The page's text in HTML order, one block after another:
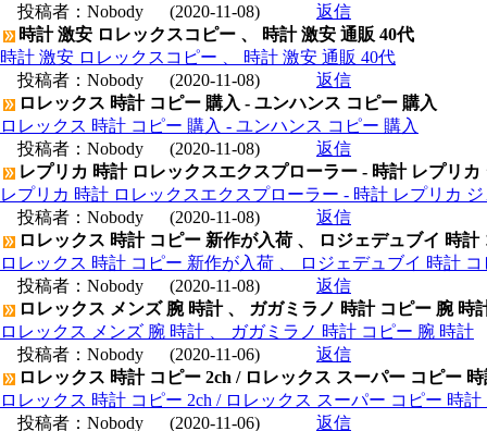
投稿者： Nobody (2020-11-08)
返信
時計 激安 ロレックスコピー 、 時計 激安 通販 40代
時計 激安 ロレックスコピー 、 時計 激安 通販 40代
投稿者： Nobody (2020-11-08)
返信
ロレックス 時計 コピー 購入 - ユンハンス コピー 購入
ロレックス 時計 コピー 購入 - ユンハンス コピー 購入
投稿者： Nobody (2020-11-08)
返信
レプリカ 時計 ロレックスエクスプローラー - 時計 レプリカ
レプリカ 時計 ロレックスエクスプローラー - 時計 レプリカ
投稿者： Nobody (2020-11-08)
返信
ロレックス 時計 コピー 新作が入荷 、 ロジェデュブイ 時計
ロレックス 時計 コピー 新作が入荷 、 ロジェデュブイ 時計
投稿者： Nobody (2020-11-08)
返信
ロレックス メンズ 腕 時計 、 ガガミラノ 時計 コピー 腕 時
ロレックス メンズ 腕 時計 、 ガガミラノ 時計 コピー 腕 時計
投稿者： Nobody (2020-11-06)
返信
ロレックス 時計 コピー 2ch / ロレックス スーパー コピー
ロレックス 時計 コピー 2ch / ロレックス スーパー コピー 時計
投稿者： Nobody (2020-11-06)
返信